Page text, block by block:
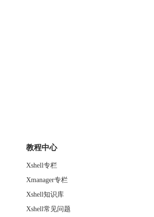
教程中心
Xshell专栏
Xmanager专栏
Xshell知识库
Xshell常见问题